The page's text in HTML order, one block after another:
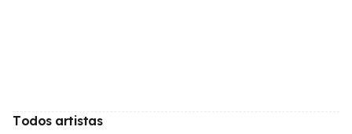
Todos artistas